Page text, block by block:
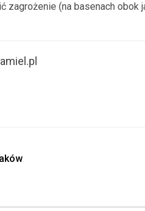
zagrożenie (na basenach